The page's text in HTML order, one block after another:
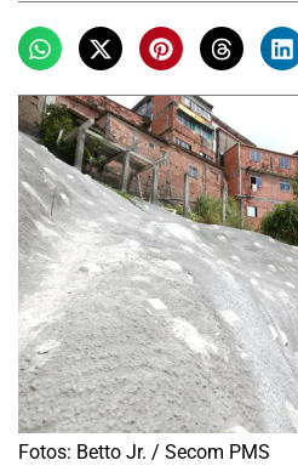
Fotos: Betto Jr. / Secom PMS